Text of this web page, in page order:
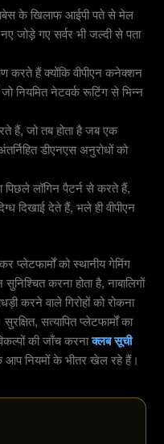
के खिलाफ आईपी पते से मेल
जोड़े गए सर्वर भी जल्दी से पता
करते हैं क्योंकि वीपीएन कनेक्शन
नियमित नेटवर्क रूटिंग से भिन्न
हैं, जो तब होता है जब एक
डीएनएस अनुरोधों को
पिछले लॉगिन पैटर्न से करते हैं,
दिखाई देते हैं, भले ही वीपीएन
प्लेटफार्मों को स्थानीय गेमिंग
करना होता है, नाबालिगों
करने वाले गिरोहों को रोकना
सत्यापित प्लेटफार्मों का
की जाँच करनाक्लब सूची
आप नियमों के भीतर खेल रहे हैं।